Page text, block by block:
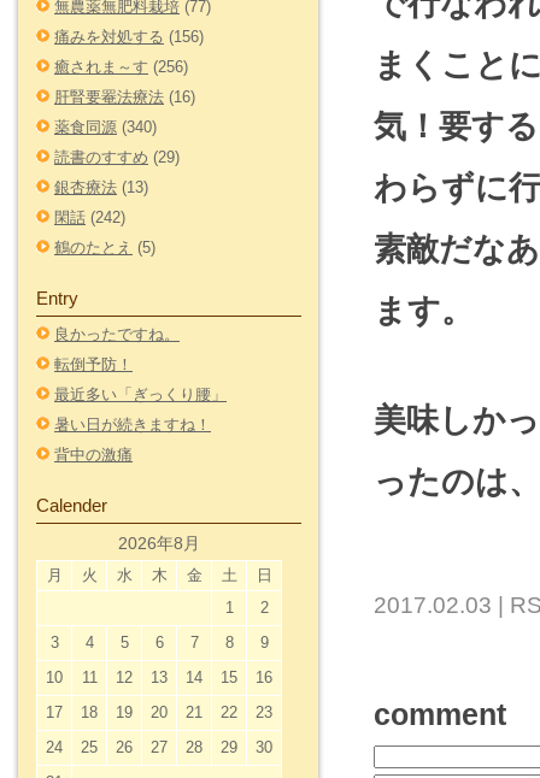
無農薬無肥料栽培 (77)
痛みを対処する (156)
癒されま～す (256)
肝腎要罨法療法 (16)
薬食同源 (340)
読書のすすめ (29)
銀杏療法 (13)
閑話 (242)
鶴のたとえ (5)
Entry
良かったですね。
転倒予防！
最近多い「ぎっくり腰」
暑い日が続きますね！
背中の激痛
Calender
2026年8月
月 火 水 木 金 土 日
1
2
3
4 5 6 7 8
9
10
11 12 13 14 15
16
17
18 19 20 21 22
23
24
25 26 27 28 29
30
まくこと
気！要す
わらずに
素敵だな
ます。
美味しか
ったのは
2017.02.03 |
comment